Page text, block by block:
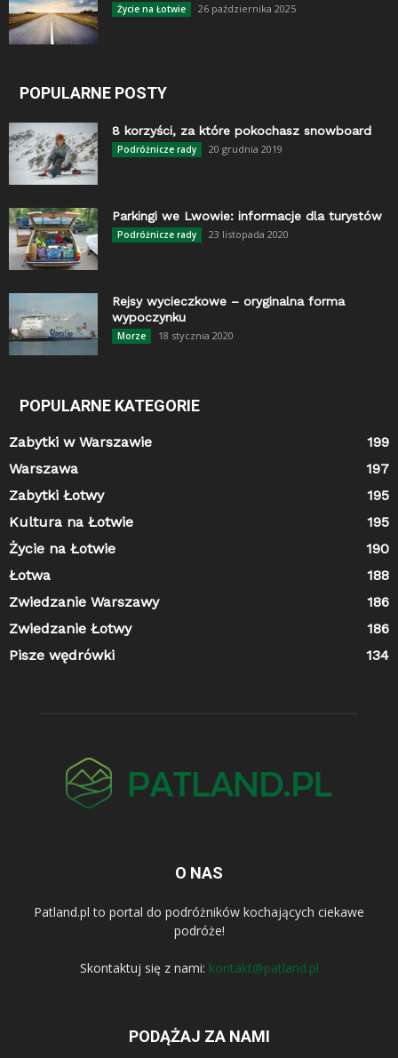
Życie na Łotwie 26 października 2025
POPULARNE POSTY
8 korzyści, za które pokochasz snowboard
Podróżnicze rady 20 grudnia 2019
Parkingi we Lwowie: informacje dla turystów
Podróżnicze rady 23 listopada 2020
Rejsy wycieczkowe – oryginalna forma
wypoczynku
Morze 18 stycznia 2020
POPULARNE KATEGORIE
Zabytki w Warszawie
199
Warszawa
197
Zabytki Łotwy
195
Kultura na Łotwie
195
Życie na Łotwie
190
Łotwa
188
Zwiedzanie Warszawy
186
Zwiedzanie Łotwy
186
Pisze wędrówki
134
O NAS
Patland.pl to portal do podróżników kochających ciekawe
podróże!
Skontaktuj się z nami: kontakt@patland.pl
PODĄŻAJ ZA NAMI